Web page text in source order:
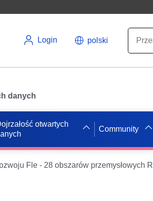
Login polski
danych
otwartych
Community